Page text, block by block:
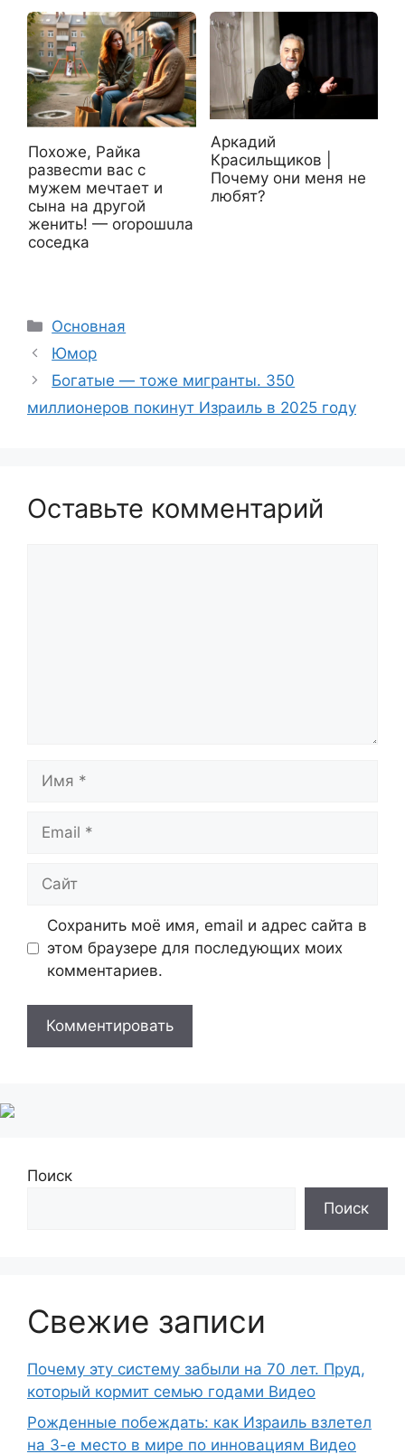
Похоже, Райка
развесmи вас с
мужем мечтает и
сына на другой
женить! — оrорошuла
соседка
Аркадий
Красильщиков |
Почему они меня не
любят?
Рубрики
Основная
Юмор
Богатые — тоже мигранты. 350
миллионеров покинут Израиль в 2025 году
Оставьте комментарий
Сохранить моё имя, email и адрес сайта в
этом браузере для последующих моих
комментариев.
Поиск
Поиск
Свежие записи
Почему эту систему забыли на 70 лет. Пруд,
который кормит семью годами Видео
Рожденные побеждать: как Израиль взлетел
на 3-е место в мире по инновациям Видео